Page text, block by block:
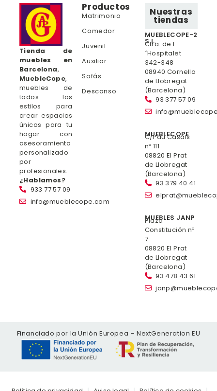
Tienda de
muebles en
Barcelona,
MuebleCope,
muebles de
todos los
estilos para
crear espacios
únicos para tu
hogar con
asesoramiento
personalizado
por
profesionales.
¿Hablamos?
933 77 57 09
info@mueblecope.com
Productos
Matrimonio
Comedor
Juvenil
Auxiliar
Sofás
Descanso
Nuestras
tiendas
MUEBLECOPE-2
S.L.
Ctra. de l
´Hospitalet
342-348
08940 Cornella
de Llobregat
(Barcelona)
93 377 57 09
MUEBLECOPE
C/Pau Casals
nº 111
08820 El Prat
de Llobregat
(Barcelona)
93 379 40 41
MUEBLES JANP
Plaza
Constitución nº
7
08820 El Prat
de Llobregat
(Barcelona)
93 478 43 61
Financiado por la Unión Europea – NextGeneration EU